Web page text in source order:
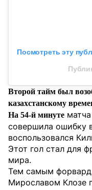
Посмотреть эту
Второй тайм был
казахстанскому
На 54-й минуте
совершила ошибку
воспользовался
Этот гол стал для
мира.
Тем самым форвард
Мирославом Клозе